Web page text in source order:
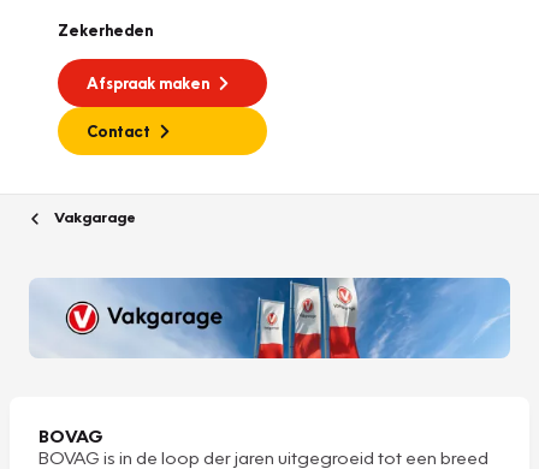
Zekerheden
Afspraak maken
Contact
Vakgarage
BOVAG
BOVAG is in de loop der jaren uitgegroeid tot een breed